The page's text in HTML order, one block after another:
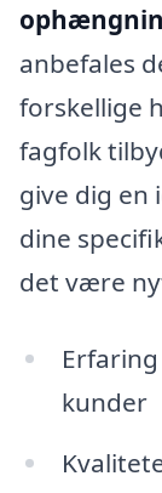
anbefales
forskellige
fagfolk
give dig en
dine
det være
kunder